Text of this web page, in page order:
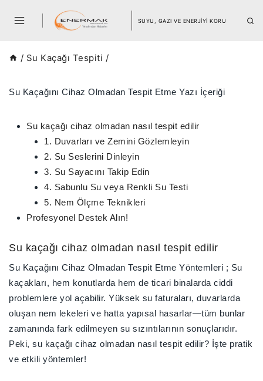
SUYU, GAZI VE ENERJİYİ KORU
/ Su Kaçağı Tespiti /
Su Kaçağını Cihaz Olmadan Tespit Etme Yazı İçeriği
Su kaçağı cihaz olmadan nasıl tespit edilir
1. Duvarları ve Zemini Gözlemleyin
2. Su Seslerini Dinleyin
3. Su Sayacını Takip Edin
4. Sabunlu Su veya Renkli Su Testi
5. Nem Ölçme Teknikleri
Profesyonel Destek Alın!
Su kaçağı cihaz olmadan nasıl tespit edilir
Su Kaçağını Cihaz Olmadan Tespit Etme Yöntemleri ; Su
kaçakları, hem konutlarda hem de ticari binalarda ciddi
problemlere yol açabilir. Yüksek su faturaları, duvarlarda
oluşan nem lekeleri ve hatta yapısal hasarlar—tüm bunlar
zamanında fark edilmeyen su sızıntılarının sonuçlarıdır.
Peki, su kaçağı cihaz olmadan nasıl tespit edilir? İşte pratik
ve etkili yöntemler!